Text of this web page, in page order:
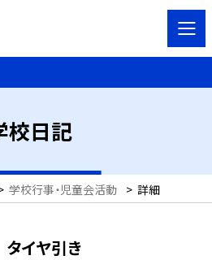
校日記
学校行事・児童会活動 > 詳細
イヤ引き